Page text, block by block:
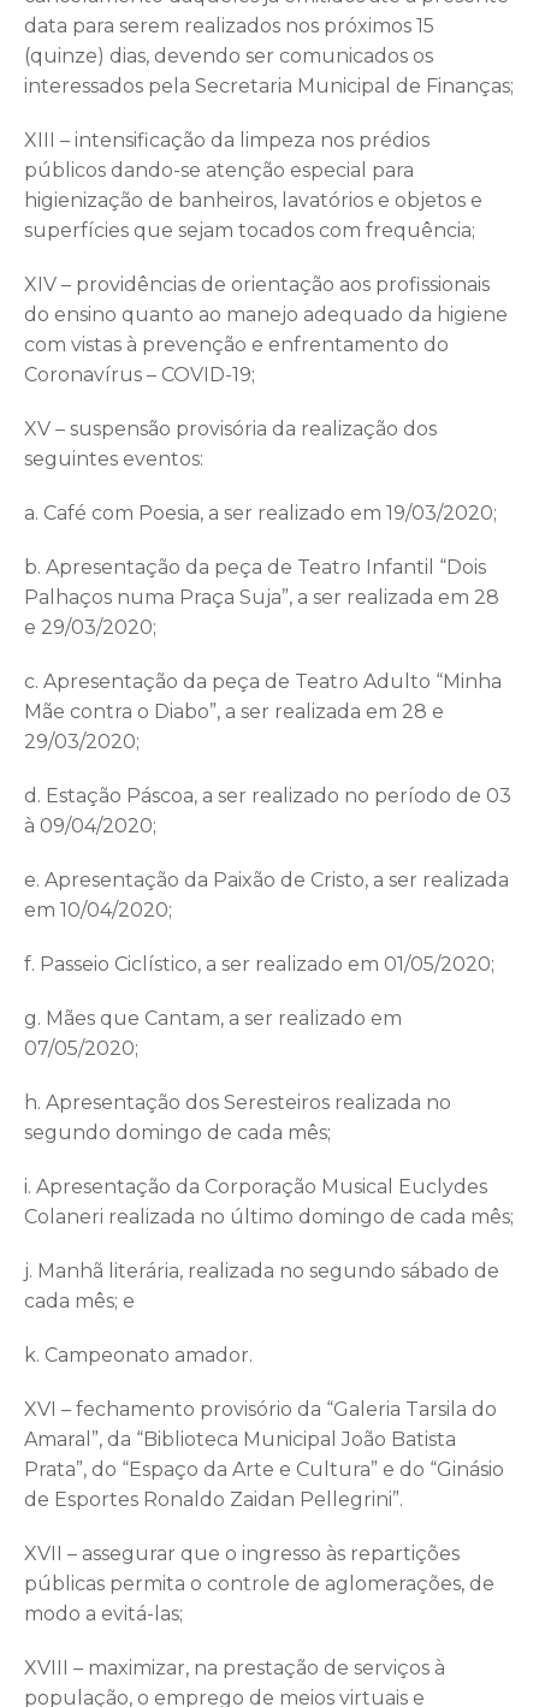
data para serem realizados nos próximos 15
(quinze) dias, devendo ser comunicados os
interessados pela Secretaria Municipal de Finanças;
XIII – intensificação da limpeza nos prédios
públicos dando-se atenção especial para
higienização de banheiros, lavatórios e objetos e
superfícies que sejam tocados com frequência;
XIV – providências de orientação aos profissionais
do ensino quanto ao manejo adequado da higiene
com vistas à prevenção e enfrentamento do
Coronavírus – COVID-19;
XV – suspensão provisória da realização dos
seguintes eventos:
a. Café com Poesia, a ser realizado em 19/03/2020;
b. Apresentação da peça de Teatro Infantil “Dois
Palhaços numa Praça Suja”, a ser realizada em 28
e 29/03/2020;
c. Apresentação da peça de Teatro Adulto “Minha
Mãe contra o Diabo”, a ser realizada em 28 e
29/03/2020;
d. Estação Páscoa, a ser realizado no período de 03
à 09/04/2020;
e. Apresentação da Paixão de Cristo, a ser realizada
em 10/04/2020;
f. Passeio Ciclístico, a ser realizado em 01/05/2020;
g. Mães que Cantam, a ser realizado em
07/05/2020;
h. Apresentação dos Seresteiros realizada no
segundo domingo de cada mês;
i. Apresentação da Corporação Musical Euclydes
Colaneri realizada no último domingo de cada mês;
j. Manhã literária, realizada no segundo sábado de
cada mês; e
k. Campeonato amador.
XVI – fechamento provisório da “Galeria Tarsila do
Amaral”, da “Biblioteca Municipal João Batista
Prata”, do “Espaço da Arte e Cultura” e do “Ginásio
de Esportes Ronaldo Zaidan Pellegrini”.
XVII – assegurar que o ingresso às repartições
públicas permita o controle de aglomerações, de
modo a evitá-las;
XVIII – maximizar, na prestação de serviços à
população, o emprego de meios virtuais e